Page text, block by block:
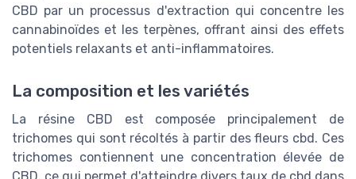
CBD par un processus d'extraction qui concentre les
cannabinoïdes et les terpènes, offrant ainsi des effets
potentiels relaxants et anti-inflammatoires.
La composition et les variétés
La résine CBD est composée principalement de
trichomes qui sont récoltés à partir des fleurs cbd. Ces
trichomes contiennent une concentration élevée de